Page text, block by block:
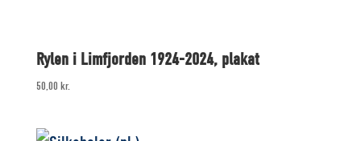
Rylen i Limfjorden 1924-2024, plakat
50,00 kr.